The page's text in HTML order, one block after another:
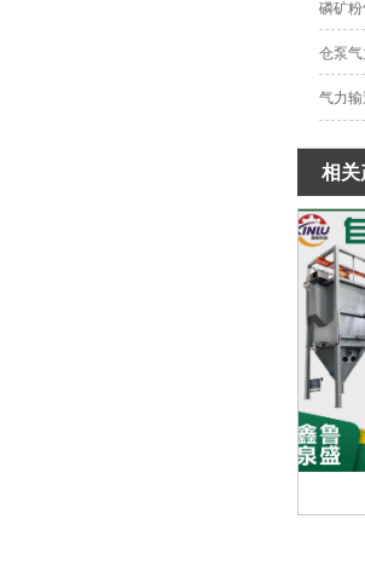
磷矿
仓泵
气力
相关